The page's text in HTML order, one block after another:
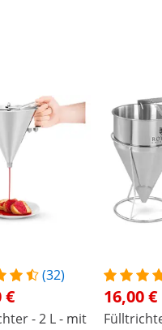
(32)
€
- 2 L - mit
16,00 €